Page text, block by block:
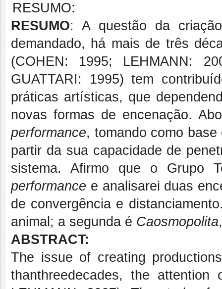
RESUMO:
RESUMO: A questão da
demandado, há mais de três
(COHEN: 1995; LEHMANN:
GUATTARI: 1995) tem
práticas artísticas, que
novas formas de encenação.
performance, tomando como
partir da sua capacidade de
sistema. Afirmo que o Grupo
performance e analisarei duas
de convergência e
animal; a segunda é Caosmopolita
ABSTRACT:
The issue of creating
thanthreedecades, the